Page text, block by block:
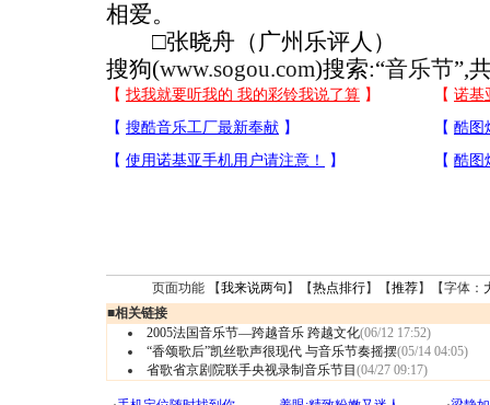
相爱。
□张晓舟（广州乐评人）
搜狗(www.sogou.com)搜索:“音乐节”,
页面功能 【我来说两句 】【热点排行】【推荐】【字体：
■相关链接
2005法国音乐节—跨越音乐 跨越文化(06/12 17:52)
“香颂歌后”凯丝歌声很现代 与音乐节奏摇摆(05/14 04:05)
省歌省京剧院联手央视录制音乐节目 (04/27 09:17)